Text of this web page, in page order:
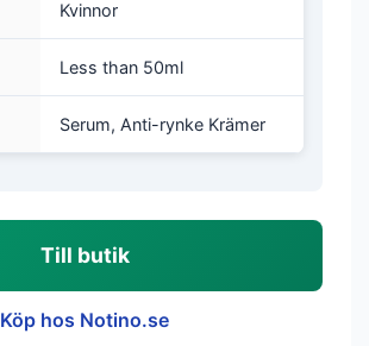
Kvinnor
Less than 50ml
Serum, Anti-rynke Krämer
Till butik
Köp hos Notino.se